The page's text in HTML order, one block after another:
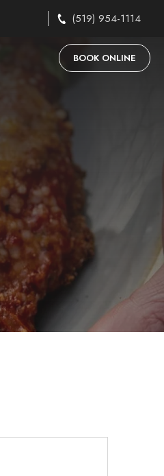
(519) 954-1114
BOOK ONLINE